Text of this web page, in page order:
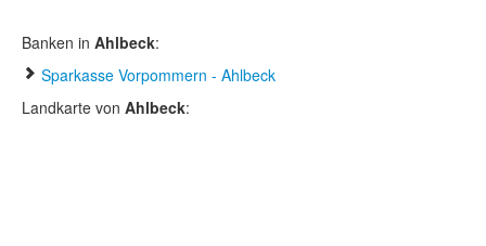
Banken in Ahlbeck:
Sparkasse Vorpommern - Ahlbeck
Landkarte von Ahlbeck: